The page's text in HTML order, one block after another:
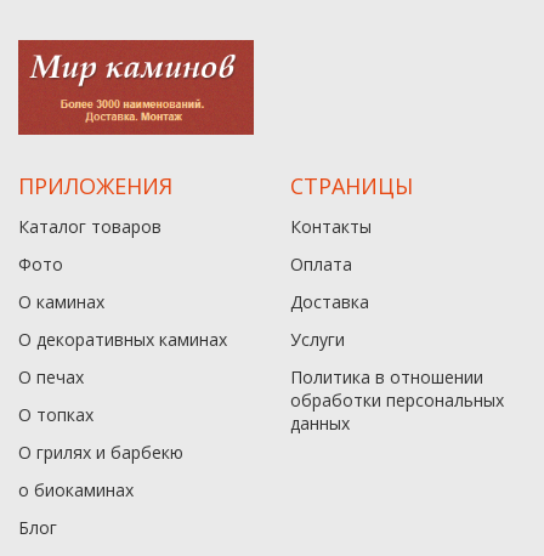
ПРИЛОЖЕНИЯ
Каталог товаров
Фото
О каминах
О декоративных каминах
О печах
О топках
О грилях и барбекю
о биокаминах
Блог
СТРАНИЦЫ
Контакты
Оплата
Доставка
Услуги
Политика в отношении
обработки персональных
данныx